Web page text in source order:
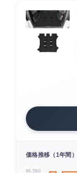
価格推移（1年間）
¥6,590